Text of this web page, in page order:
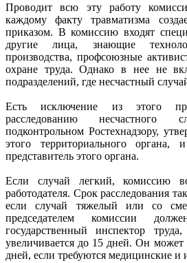
Проводит всю эту работу
каждому факту травматизма
приказом. В комиссию входят
другие лица, знающие
производства, профсоюзные
охране труда. Однако в нее не
подразделений, где несчастный
Есть исключение из этого
расследованию несчастного
подконтрольном Ростехнадзору,
этого территориального органа,
представитель этого органа.
Если случай легкий, комиссию
работодателя. Срок расследования
если случай тяжелый или со
председателем комиссии
государственный инспектор
увеличивается до 15 дней. Он
дней, если требуются медицинские и